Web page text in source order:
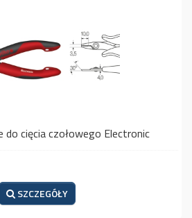
do cięcia czołowego Electronic
SZCZEGÓŁY